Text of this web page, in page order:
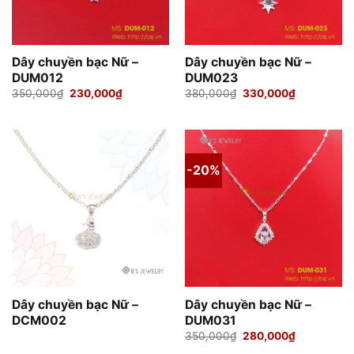
Dây chuyền bạc Nữ –
DUM012
350,000₫ Giá
230,000₫Giá
hiện
230,000₫.
Dây chuyền bạc Nữ –
DUM023
380,000₫ Giá
330,000₫Giá
hiện
330,000₫.
Dây chuyền bạc Nữ –
DCM002
-20%
Dây chuyền bạc Nữ –
DUM031
350,000₫ Giá
280,000₫Giá
hiện